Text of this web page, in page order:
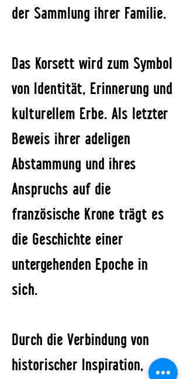
der Sammlung ihrer Familie.
Das Korsett wird zum Symbol
von Identität, Erinnerung und
kulturellem Erbe. Als letzter
Beweis ihrer adeligen
Abstammung und ihres
Anspruchs auf die
französische Krone trägt es
die Geschichte einer
untergehenden Epoche in
sich.
Durch die Verbindung von
historischer Inspiration,